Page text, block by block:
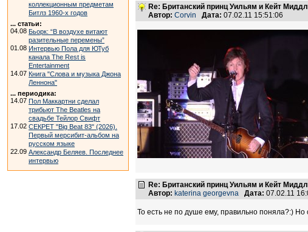
коллекционным предметам
Битлз 1960-х годов
... статьи:
04.08 Бьорк: “В воздухе витают
разительные перемены”
01.08 Интервью Пола для ЮТуб
канала The Rest is
Entertainment
14.07 Книга "Слова и музыка Джона
Леннона"
... периодика:
14.07 Пол Маккартни сделал
трибьют The Beatles на
свадьбе Тейлор Свифт
17.02 СЕКРЕТ "Big Beat 83" (2026).
Первый мерсибит-альбом на
русском языке
22.09 Александр Беляев. Последнее
интервью
Re: Британский принц Уильям и Кейт
Автор: Corvin Дата: 07.02.11 15:51:06
Re: Британский принц Уильям и Кейт
Автор: katerina georgevna Дата: 07.02.11
То есть не по душе ему, правильно поняла?:) Но